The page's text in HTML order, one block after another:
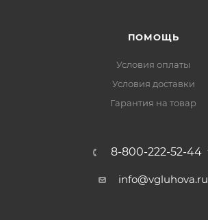
ПОМОЩЬ
Условия оплаты
Условия доставки
Гарантия на товар
8-800-222-52-44
info@vgluhova.ru